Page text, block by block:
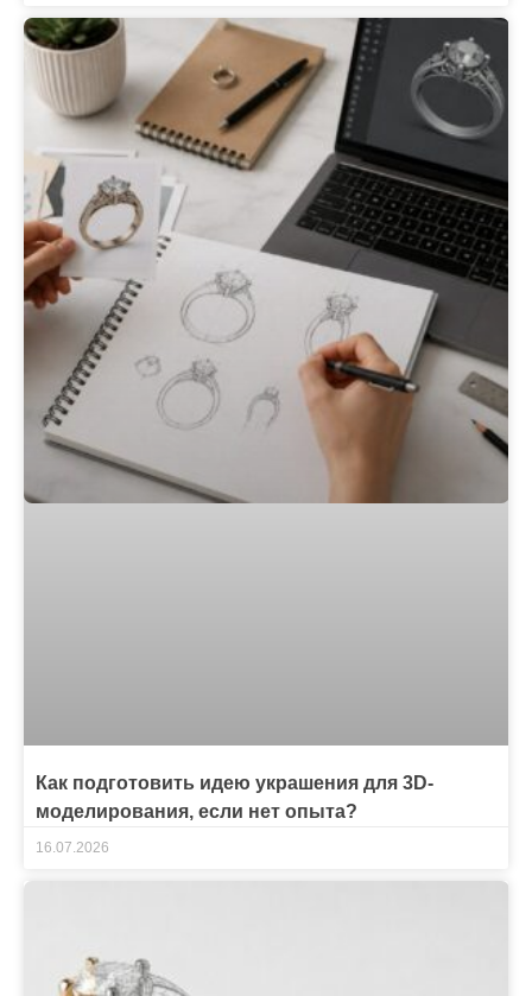
Как подготовить идею украшения для 3D-
моделирования, если нет опыта?
16.07.2026